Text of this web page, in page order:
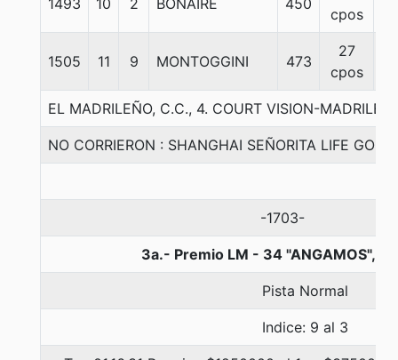
1493 10 2 BONAIRE 450
cpos
1505 11 9 MONTOGGINI 473
27
cpos
EL MADRILEÑO, C.C., 4. COURT VISION-
NO CORRIERON : SHANGHAI SEÑORITA LIFE GOES
-1703-
3a.- Premio LM - 34 "ANGAMOS",
Pista Normal
Indice: 9 al 3